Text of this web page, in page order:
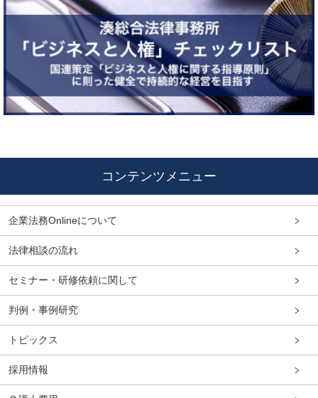
コンテンツメニュー
企業法務Onlineについて
法律相談の流れ
セミナー・研修依頼に関して
判例・事例研究
トピックス
採用情報